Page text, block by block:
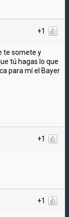
+1
te somete y
tú hagas lo que
para mí el Bayer
+1
+1